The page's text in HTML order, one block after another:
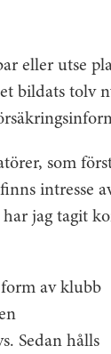
eller utse
bildats tolv
som
intresse
jag tagit
av klubb
Sedan hålls